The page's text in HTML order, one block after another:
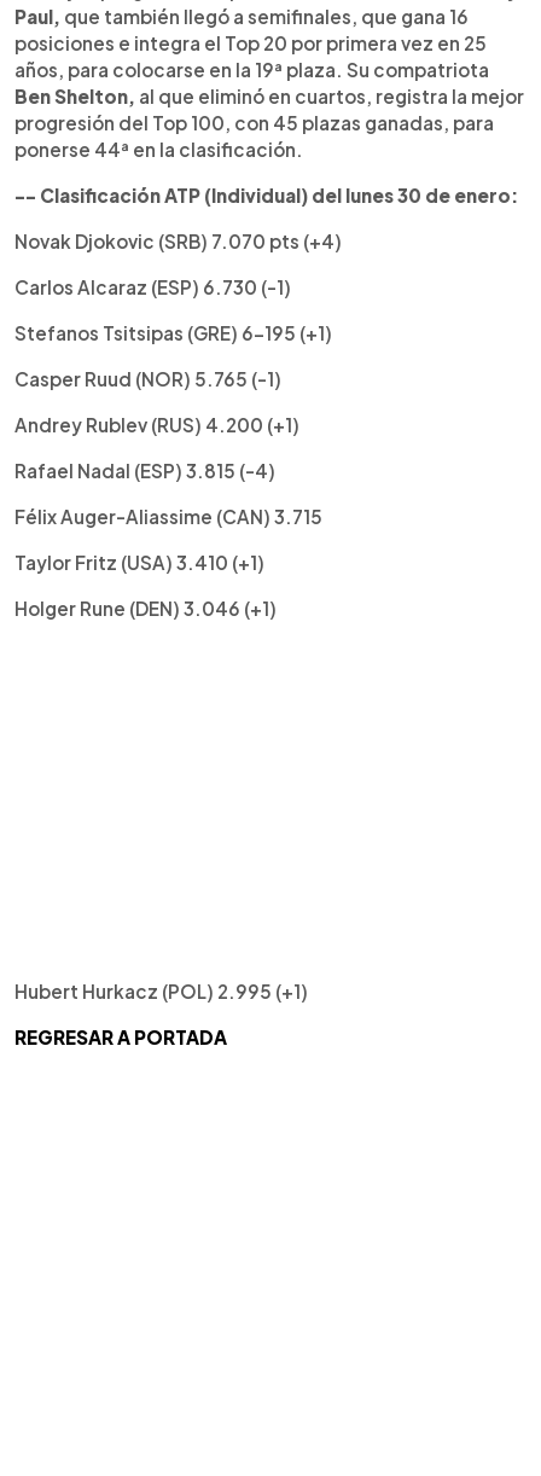
Paul, que también llegó a semifinales, que gana 16
posiciones e integra el Top 20 por primera vez en 25
años, para colocarse en la 19ª plaza. Su compatriota
Ben Shelton, al que eliminó en cuartos, registra la mejor
progresión del Top 100, con 45 plazas ganadas, para
ponerse 44ª en la clasificación.
-- Clasificación ATP (Individual) del lunes 30 de enero:
Novak Djokovic (SRB) 7.070 pts (+4)
Carlos Alcaraz (ESP) 6.730 (-1)
Stefanos Tsitsipas (GRE) 6-195 (+1)
Casper Ruud (NOR) 5.765 (-1)
Andrey Rublev (RUS) 4.200 (+1)
Rafael Nadal (ESP) 3.815 (-4)
Félix Auger-Aliassime (CAN) 3.715
Taylor Fritz (USA) 3.410 (+1)
Holger Rune (DEN) 3.046 (+1)
Hubert Hurkacz (POL) 2.995 (+1)
REGRESAR A PORTADA